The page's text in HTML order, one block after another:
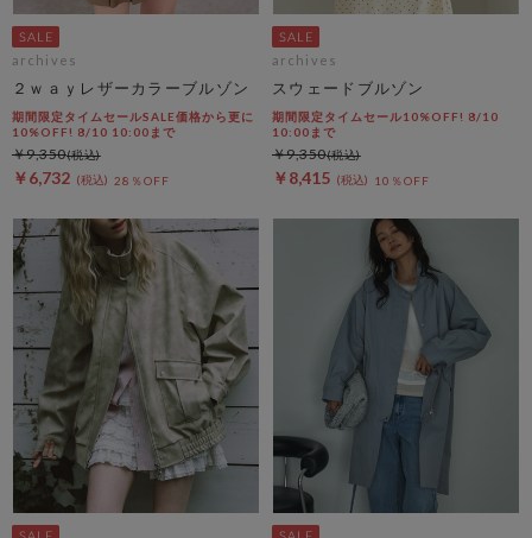
archives
２ｗａｙレザーカラーブルゾン
期間限定タイムセールSALE価格から更に
10%OFF! 8/10 10:00まで
￥6,732 28％OFF
￥9,350
archives
スウェードブルゾン
期間限定タイムセール10%OFF! 8/10
10:00まで
￥8,415 10％OFF
￥9,350